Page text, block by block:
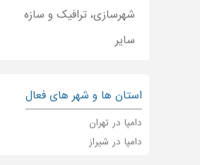
شهرسازی، ترافیک و سازه
سایر
استان ها و شهر های فعال
دامپا در تهران
دامپا در شیراز